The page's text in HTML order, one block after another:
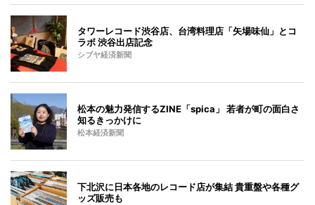
タワーレコード渋谷店、台湾料理店「矢場味仙」とコ
ラボ 渋谷出店記念
シブヤ経済新聞
松本の魅力発信するZINE「spica」 若者が町の面白さ
知るきっかけに
松本経済新聞
下北沢に日本各地のレコード店が集結 貴重盤や各種グ
ッズ販売も